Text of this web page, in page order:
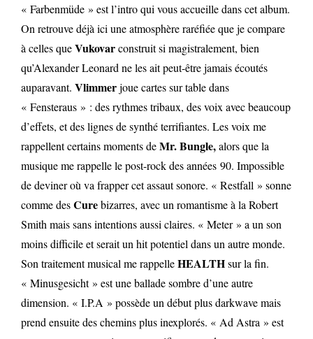
« Farbenmüde » est l’intro qui vous accueille dans cet album.
On retrouve déjà ici une atmosphère raréfiée que je compare
à celles queVukovarconstruit si magistralement, bien
qu’Alexander Leonard ne les ait peut-être jamais écoutés
auparavant. Vlimmerjoue cartes sur table dans
« Fensteraus » : des rythmes tribaux, des voix avec beaucoup
d’effets, et des lignes de synthé terrifiantes. Les voix me
rappellent certains moments deMr. Bungle,alors que la
musique me rappelle le post-rock des années 90. Impossible
de deviner où va frapper cet assaut sonore. « Restfall » sonne
comme desCurebizarres, avec un romantisme à la Robert
Smith mais sans intentions aussi claires. « Meter » a un son
moins difficile et serait un hit potentiel dans un autre monde.
Son traitement musical me rappelleHEALTHsur la fin.
« Minusgesicht » est une ballade sombre d’une autre
dimension. « I.P.A » possède un début plus darkwave mais
prend ensuite des chemins plus inexplorés. « Ad Astra » est